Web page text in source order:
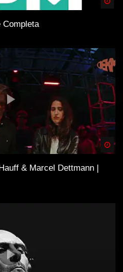
Completa
& Marcel Dettmann |